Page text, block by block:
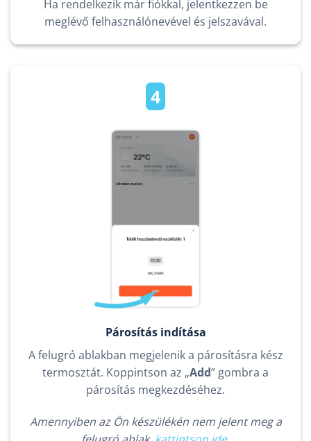
Ha rendelkezik már fiókkal, jelentkezzen be
meglévő felhasználónevével és jelszavával.
4
Párosítás indítása
A felugró ablakban megjelenik a párosításra kész
termosztát. Koppintson az „Add” gombra a
párosítás megkezdéséhez.
Amennyiben az Ön készülékén nem jelent meg a